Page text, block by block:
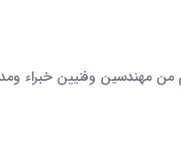
من مهندسين وفنيين خبراء